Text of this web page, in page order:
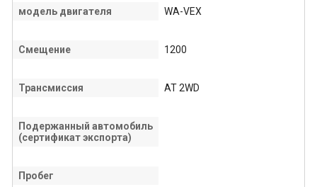
модель двигателя WA-VEX
Смещение 1200
Трансмиссия AT 2WD
Подержанный автомобиль
(сертификат экспорта)
Пробег